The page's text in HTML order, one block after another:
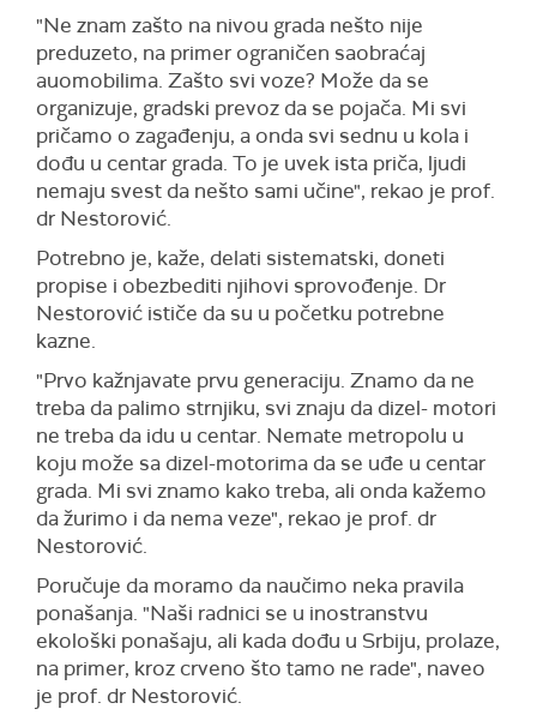
"Ne znam zašto na nivou grada nešto nije
preduzeto, na primer ograničen saobraćaj
auomobilima. Zašto svi voze? Može da se
organizuje, gradski prevoz da se pojača. Mi svi
pričamo o zagađenju, a onda svi sednu u kola i
dođu u centar grada. To je uvek ista priča, ljudi
nemaju svest da nešto sami učine", rekao je prof.
dr Nestorović.
Potrebno je, kaže, delati sistematski, doneti
propise i obezbediti njihovi sprovođenje. Dr
Nestorović ističe da su u početku potrebne
kazne.
"Prvo kažnjavate prvu generaciju. Znamo da ne
treba da palimo strnjiku, svi znaju da dizel- motori
ne treba da idu u centar. Nemate metropolu u
koju može sa dizel-motorima da se uđe u centar
grada. Mi svi znamo kako treba, ali onda kažemo
da žurimo i da nema veze", rekao je prof. dr
Nestorović.
Poručuje da moramo da naučimo neka pravila
ponašanja. "Naši radnici se u inostranstvu
ekološki ponašaju, ali kada dođu u Srbiju, prolaze,
na primer, kroz crveno što tamo ne rade", naveo
je prof. dr Nestorović.